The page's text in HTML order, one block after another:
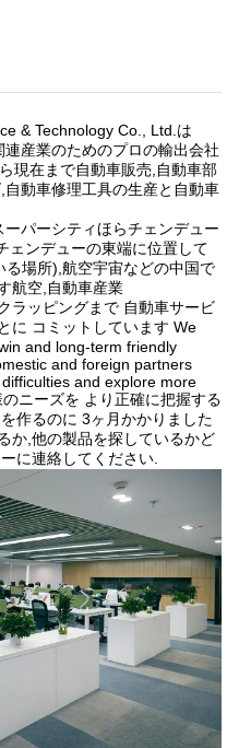
& Technology Co., Ltd.は
産業のためのプロの輸出会社
現在まで自動車販売,自動車部
動車修理工具の生産と自動車
ーパーシティほらチェンデュー
ェンデューの東端に位置して
場所),航空宇宙などの中国で
航空,自動車産業
ラッピングまで 自動車サービ
に コミットしています We
and long-term friendly
and foreign partners
and explore more
ニーズを より正確に把握する
作るのに 3ヶ月かかりました
か,他の製品を探しているかど
に連絡してください.